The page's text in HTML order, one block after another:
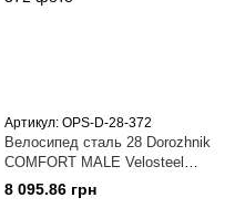
Артикул: OPS-D-28-372
Велосипед сталь 28 Dorozhnik
COMFORT MALE Velosteel
frame-22 синий с багажником
задний St с крылом St 2024
8 095.86 грн